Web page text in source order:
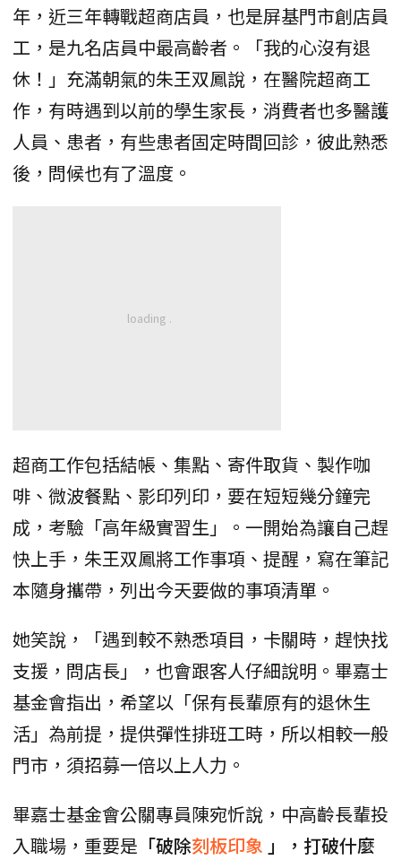
年，近三年轉戰超商店員，也是屏基門市創店員
工，是九名店員中最高齡者。「我的心沒有退
休！」充滿朝氣的朱王双鳳說，在醫院超商工
作，有時遇到以前的學生家長，消費者也多醫護
人員、患者，有些患者固定時間回診，彼此熟悉
後，問候也有了溫度。
超商工作包括結帳、集點、寄件取貨、製作咖
啡、微波餐點、影印列印，要在短短幾分鐘完
成，考驗「高年級實習生」。一開始為讓自己趕
快上手，朱王双鳳將工作事項、提醒，寫在筆記
本隨身攜帶，列出今天要做的事項清單。
她笑說，「遇到較不熟悉項目，卡關時，趕快找
支援，問店長」，也會跟客人仔細說明。畢嘉士
基金會指出，希望以「保有長輩原有的退休生
活」為前提，提供彈性排班工時，所以相較一般
門市，須招募一倍以上人力。
畢嘉士基金會公關專員陳宛忻說，中高齡長輩投
入職場，重要是 「破除刻板印象 」，打破什麼